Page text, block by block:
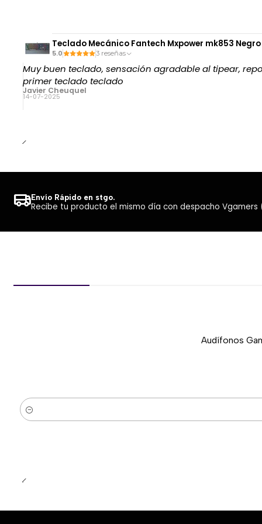
Teclado Mecánico Fantech Mxpower mk853 Negro
5.0 3 reseñas
Muy buen teclado, sensación agradable al tipear,
primer teclado teclado
Javier Cheuquel
14-07-2025
Envío Rápido en stgo.
Recibe tu producto el mismo día con despacho
Audífonos
Cantidad